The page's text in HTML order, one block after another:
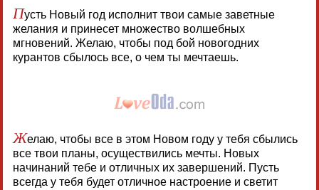
Пусть Новый год исполнит твои самые заветные
желания и принесет множество волшебных
мгновений. Желаю, чтобы под бой новогодних
курантов сбылось все, о чем ты мечтаешь.
Желаю, чтобы все в этом Новом году у тебя сбылись
все твои планы, осуществились мечты. Новых
начинаний тебе и отличных их завершений. Пусть
всегда у тебя будет отличное настроение и светит